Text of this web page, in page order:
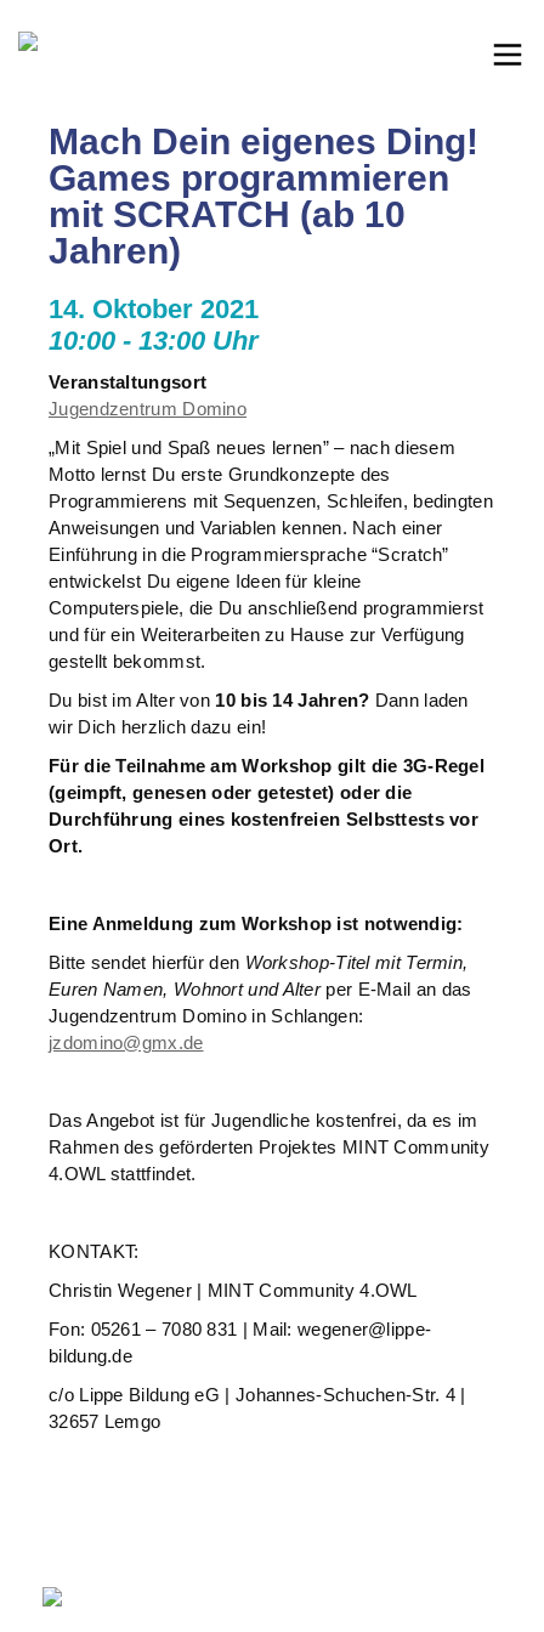
Mach Dein eigenes Ding!
Games programmieren
mit SCRATCH (ab 10
Jahren)
14. Oktober 2021
10:00 - 13:00 Uhr
Veranstaltungsort
Jugendzentrum Domino
„Mit Spiel und Spaß neues lernen” – nach diesem
Motto lernst Du erste Grundkonzepte des
Programmierens mit Sequenzen, Schleifen, bedingten
Anweisungen und Variablen kennen. Nach einer
Einführung in die Programmiersprache “Scratch”
entwickelst Du eigene Ideen für kleine
Computerspiele, die Du anschließend programmierst
und für ein Weiterarbeiten zu Hause zur Verfügung
gestellt bekommst.
Du bist im Alter von 10 bis 14 Jahren? Dann laden
wir Dich herzlich dazu ein!
Für die Teilnahme am Workshop gilt die 3G-Regel
(geimpft, genesen oder getestet) oder die
Durchführung eines kostenfreien Selbsttests vor
Ort.
Eine Anmeldung zum Workshop ist notwendig:
Bitte sendet hierfür den Workshop-Titel mit Termin,
Euren Namen, Wohnort und Alterper E-Mail an das
Jugendzentrum Domino in Schlangen:
jzdomino@gmx.de
Das Angebot ist für Jugendliche kostenfrei, da es im
Rahmen des geförderten Projektes MINT Community
4.OWL stattfindet.
KONTAKT:
Christin Wegener | MINT Community 4.OWL
Fon: 05261 – 7080 831 | Mail: wegener@lippe-
bildung.de
c/o Lippe Bildung eG | Johannes-Schuchen-Str. 4 |
32657 Lemgo